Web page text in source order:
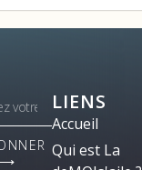
LIENS
Accueil
Qui est La